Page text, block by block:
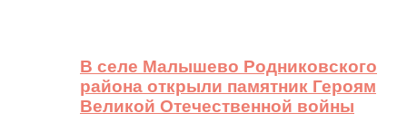
В селе Малышево Родниковского
района открыли памятник Героям
Великой Отечественной войны